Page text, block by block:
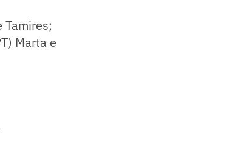
Tamires;
Marta e